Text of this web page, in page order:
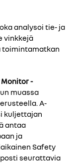
analysoi tie- ja
vinkkejä
toimintamatkan
-
muassa
A-
kuljettajan
antaa
ja
Safety
seurattavia